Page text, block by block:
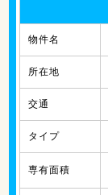
物件名
所在地
交通
タイプ
専有面積